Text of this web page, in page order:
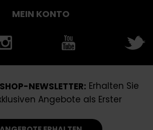
MEIN KONTO
NEWSLETTER: Erhalten Sie
Angebote als Erster